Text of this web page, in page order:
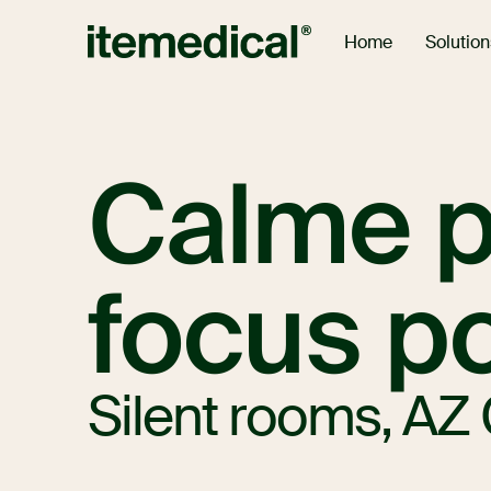
Home
Calme
focus
Silent rooms,